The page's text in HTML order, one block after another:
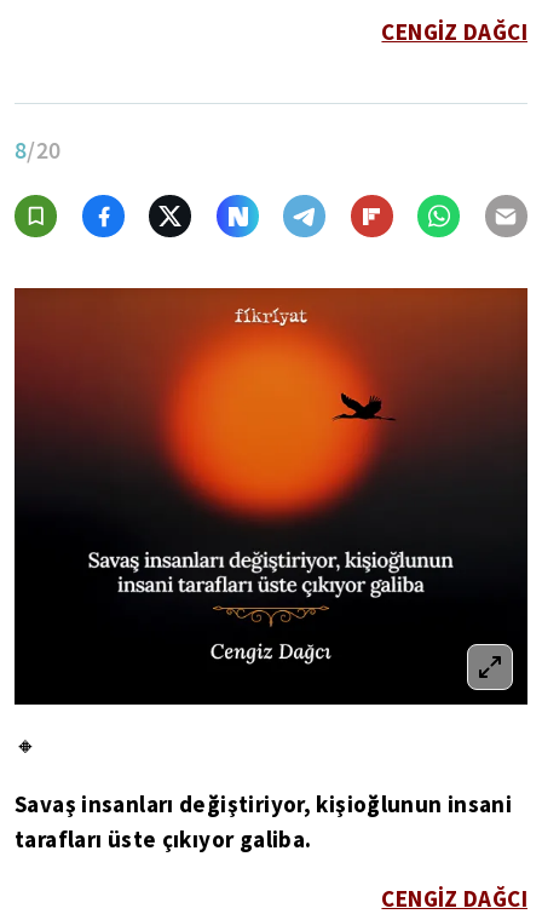
CENGİZ DAĞCI
8/20
🔸
Savaş insanları değiştiriyor, kişioğlunun insani
tarafları üste çıkıyor galiba.
CENGİZ DAĞCI